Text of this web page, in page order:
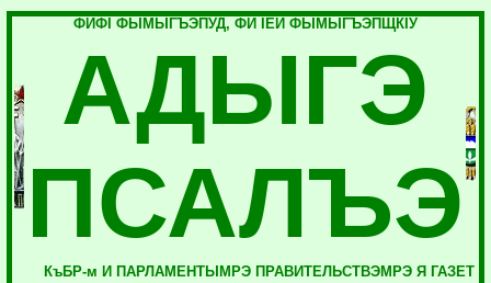
ФИФI ФЫМЫГЪЭПУД, ФИ IЕЙ ФЫМЫГЪЭПЩКIУ
АДЫГЭ
ПСАЛЪЭ
КъБР-м И ПАРЛАМЕНТЫМРЭ ПРАВИТЕЛЬСТВЭМРЭ Я ГАЗЕТ